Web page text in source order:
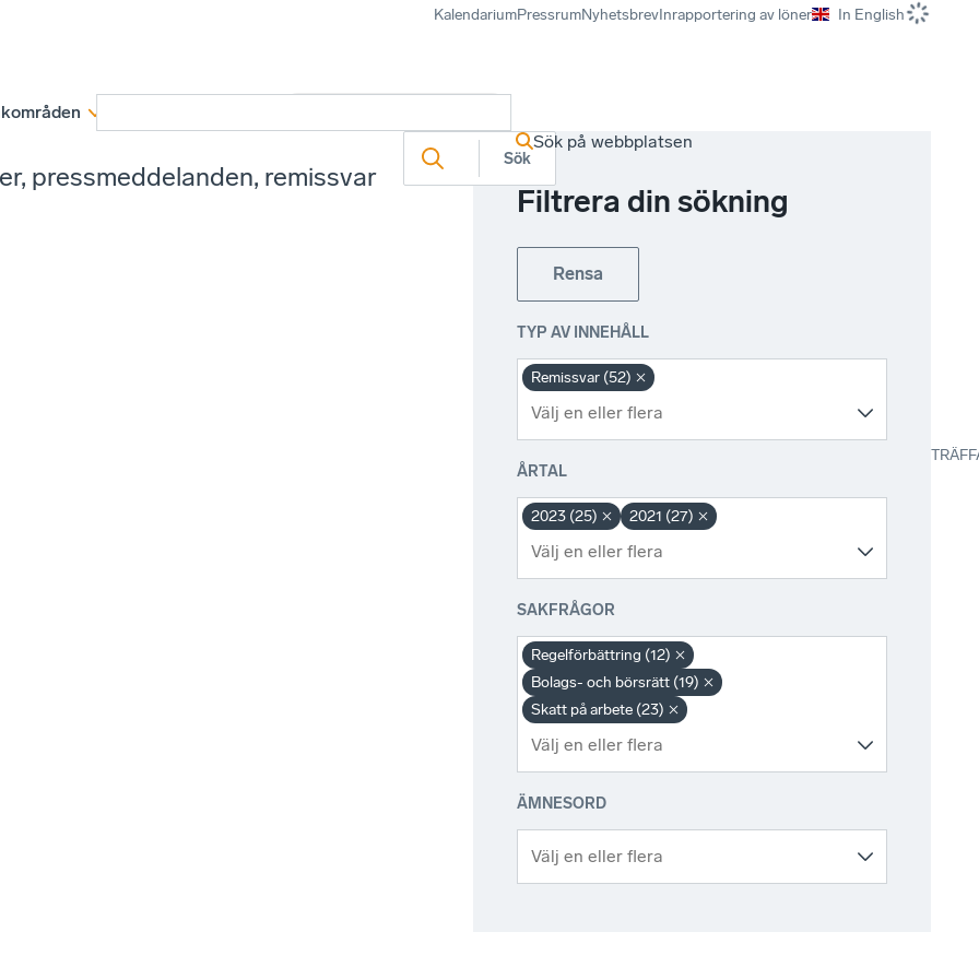
KalendariumPressrumNyhetsbrevInrapportering av löner In English
Sök på webbplatsen
pressmeddelanden, remissvar
Filtrera din sökning
Rensa
TYP AV INNEHÅLL
Remissvar (52)
ÅRTAL
2023 (25) 2021 (27)
SAKFRÅGOR
Regelförbättring (12)
Bolags- och börsrätt (19)
Skatt på arbete (23)
ÄMNESORD
Sök